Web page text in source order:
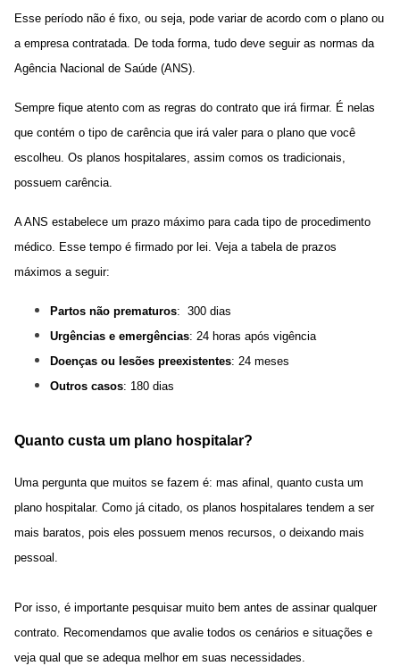
Esse período não é fixo, ou seja, pode variar de acordo com o plano ou
a empresa contratada. De toda forma, tudo deve seguir as normas da
Agência Nacional de Saúde (ANS).
Sempre fique atento com as regras do contrato que irá firmar. É nelas
que contém o tipo de carência que irá valer para o plano que você
escolheu. Os planos hospitalares, assim comos os tradicionais,
possuem carência.
A ANS estabelece um prazo máximo para cada tipo de procedimento
médico. Esse tempo é firmado por lei. Veja a tabela de prazos
máximos a seguir:
Partos não prematuros: 300 dias
Urgências e emergências: 24 horas após vigência
Doenças ou lesões preexistentes: 24 meses
Outros casos: 180 dias
Quanto custa um plano hospitalar?
Uma pergunta que muitos se fazem é: mas afinal, quanto custa um
plano hospitalar. Como já citado, os planos hospitalares tendem a ser
mais baratos, pois eles possuem menos recursos, o deixando mais
pessoal.
Por isso, é importante pesquisar muito bem antes de assinar qualquer
contrato. Recomendamos que avalie todos os cenários e situações e
veja qual que se adequa melhor em suas necessidades.